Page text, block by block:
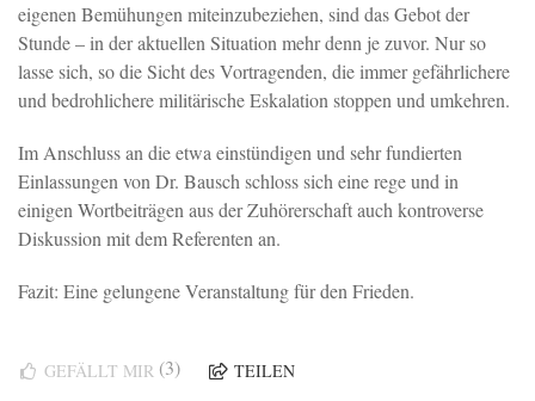
eigenen Bemühungen miteinzubeziehen, sind das Gebot der
Stunde – in der aktuellen Situation mehr denn je zuvor. Nur so
lasse sich, so die Sicht des Vortragenden, die immer gefährlichere
und bedrohlichere militärische Eskalation stoppen und umkehren.
Im Anschluss an die etwa einstündigen und sehr fundierten
Einlassungen von Dr. Bausch schloss sich eine rege und in
einigen Wortbeiträgen aus der Zuhörerschaft auch kontroverse
Diskussion mit dem Referenten an.
Fazit: Eine gelungene Veranstaltung für den Frieden.
GEFÄLLT MIR (3) TEILEN